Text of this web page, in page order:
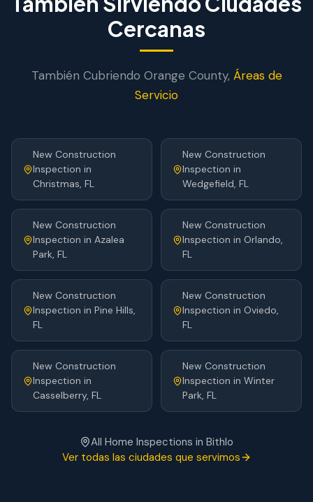
Cercanas
También Cubriendo Orange County, Áreas de
Servicio
New Construction
Inspection in
Christmas, FL
New Construction
Inspection in
Wedgefield, FL
New Construction
Inspection in Azalea
Park, FL
New Construction
Inspection in Orlando,
FL
New Construction
Inspection in Pine Hills,
FL
New Construction
Inspection in Oviedo,
FL
New Construction
Inspection in
Casselberry, FL
New Construction
Inspection in Winter
Park, FL
All Home Inspections in Bithlo
Ver todas las ciudades que servimos